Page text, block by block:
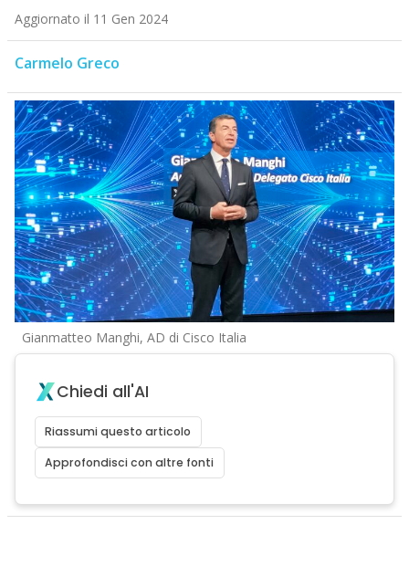
Aggiornato il 11 Gen 2024
Carmelo Greco
Gianmatteo Manghi, AD di Cisco Italia
Chiedi all'AI
Riassumi questo articolo
Approfondisci con altre fonti